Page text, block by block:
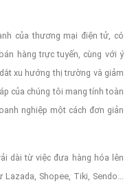
của thương mại điện tử, có
hàng trực tuyến, cùng với ý
xu hướng thị trường và giảm
của chúng tôi mang tính toàn
nghiệp một cách đơn giản
dài từ việc đưa hàng hóa lên
Shopee, Tiki, Sendo...